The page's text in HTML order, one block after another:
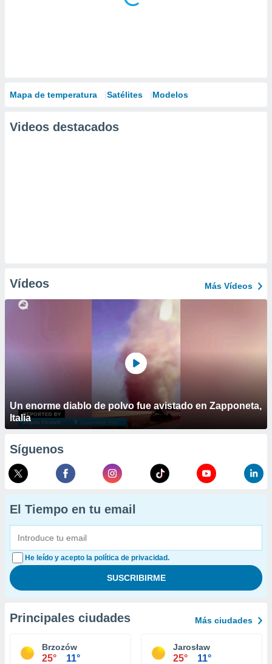
Mapa de temperatura Satélites Modelos
Videos destacados
Vídeos Más Vídeos
Un enorme diablo de polvo fue avistado en Zapponeta,
Italia
Síguenos
El Tiempo en tu email
He leído y acepto la política de privacidad.
Principales ciudades Más ciudades
Brzozów
25° 11°
Jarosław
25° 11°